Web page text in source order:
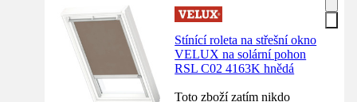
Stínící roleta na střešní okno
VELUX na solární pohon
RSL C02 4163K hnědá
Toto zboží zatím nikdo